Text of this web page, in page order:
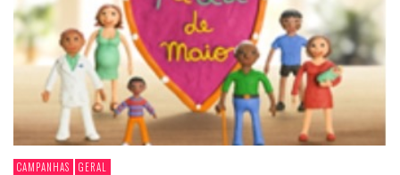
CAMPANHAS GERAL